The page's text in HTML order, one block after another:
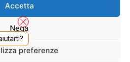
Accetta
Nega
preferenze
Enrico Forlanini 23 - 20134 Milano (MI) - Italy
- Numero REA MI-2640300 - Cap. Soc.